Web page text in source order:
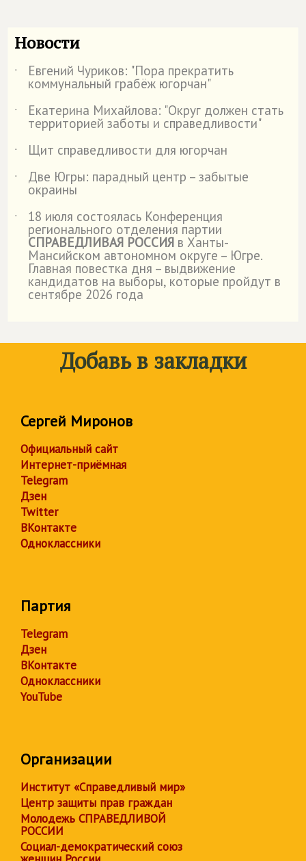
Новости
˙ Евгений Чуриков: "Пора прекратить
коммунальный грабёж югорчан"
˙
Екатерина Михайлова: "Округ должен стать
территорией заботы и справедливости"
˙
Щит справедливости для югорчан
˙
Две Югры: парадный центр – забытые
окраины
˙
18 июля состоялась Конференция
регионального отделения партии
СПРАВЕДЛИВАЯ РОССИЯ в Ханты-
Мансийском автономном округе – Югре.
Главная повестка дня – выдвижение
кандидатов на выборы, которые пройдут в
сентябре 2026 года
Добавь в закладки
Сергей Миронов
Официальный сайт
Интернет-приёмная
Telegram
Дзен
Twitter
ВКонтакте
Одноклассники
Партия
Telegram
Дзен
ВКонтакте
Одноклассники
YouTube
Организации
Институт «Справедливый мир»
Центр защиты прав граждан
Молодежь СПРАВЕДЛИВОЙ
РОССИИ
Социал-демократический союз